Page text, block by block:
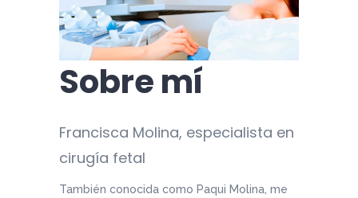
Sobre mí
Francisca Molina, especialista en
cirugía fetal
También conocida como Paqui Molina, me